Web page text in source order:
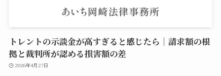
トレントの示談金が高すぎると感じたら｜請求額の根
拠と裁判所が認める損害額の差
2026年4月27日